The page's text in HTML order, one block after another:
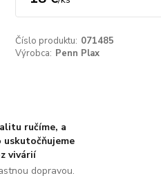
Číslo produktu: 071485
Výrobca: Penn Plax
ručíme, a
vivárií
dopravou.